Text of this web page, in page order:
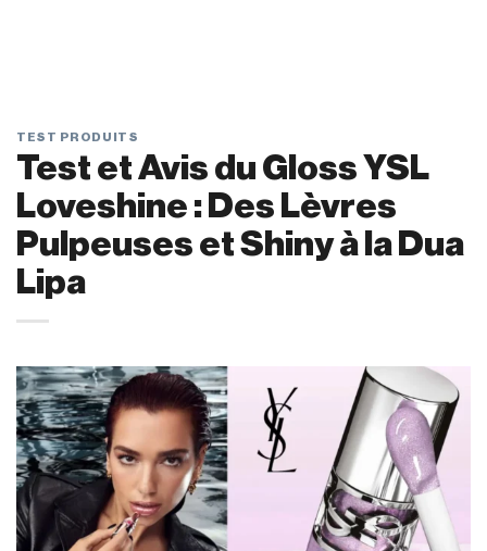
TEST PRODUITS
Test et Avis du Gloss YSL
Loveshine : Des Lèvres
Pulpeuses et Shiny à la Dua
Lipa